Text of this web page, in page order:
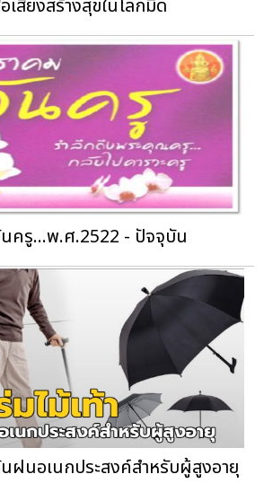
เสียงสร้างสุขในโลกมืด
ครู...พ.ศ.2522 - ปัจจุบัน
ฝนอเนกประสงค์สำหรับผู้สูงอายุ